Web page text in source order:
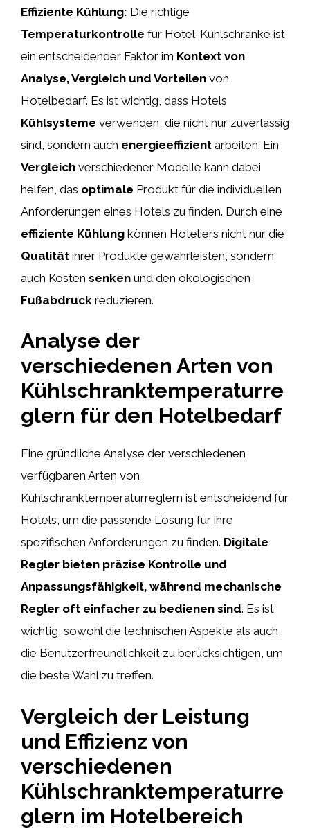
Effiziente Kühlung: Die richtige
Temperaturkontrolle für Hotel-Kühlschränke ist
ein entscheidender Faktor im Kontext von
Analyse, Vergleich und Vorteilen von
Hotelbedarf. Es ist wichtig, dass Hotels
Kühlsysteme verwenden, die nicht nur zuverlässig
sind, sondern auch energieeffizient arbeiten. Ein
Vergleich verschiedener Modelle kann dabei
helfen, das optimale Produkt für die individuellen
Anforderungen eines Hotels zu finden. Durch eine
effiziente Kühlung können Hoteliers nicht nur die
Qualität ihrer Produkte gewährleisten, sondern
auch Kosten senken und den ökologischen
Fußabdruck reduzieren.
Analyse der
verschiedenen Arten von
Kühlschranktemperaturre
glern für den Hotelbedarf
Eine gründliche Analyse der verschiedenen
verfügbaren Arten von
Kühlschranktemperaturreglern ist entscheidend für
Hotels, um die passende Lösung für ihre
spezifischen Anforderungen zu finden. Digitale
Regler bieten präzise Kontrolle und
Anpassungsfähigkeit, während mechanische
Regler oft einfacher zu bedienen sind. Es ist
wichtig, sowohl die technischen Aspekte als auch
die Benutzerfreundlichkeit zu berücksichtigen, um
die beste Wahl zu treffen.
Vergleich der Leistung
und Effizienz von
verschiedenen
Kühlschranktemperaturre
glern im Hotelbereich